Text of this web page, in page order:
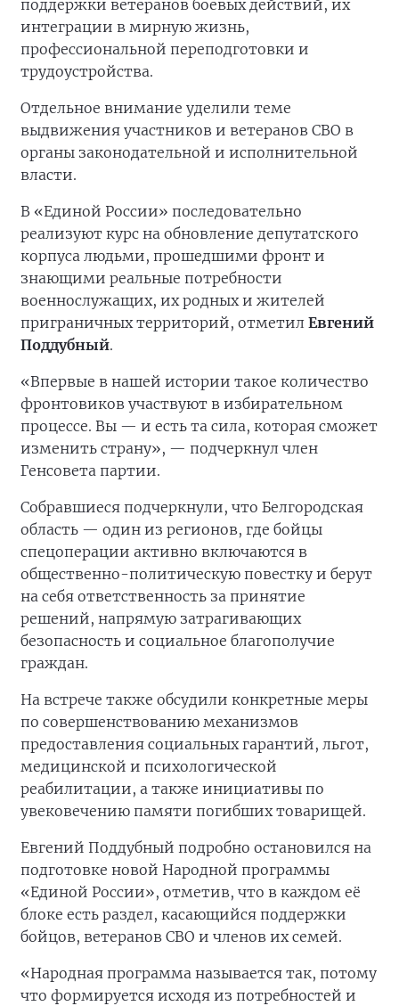
поддержки ветеранов боевых действий, их
интеграции в мирную жизнь,
профессиональной переподготовки и
трудоустройства.
Отдельное внимание уделили теме
выдвижения участников и ветеранов СВО в
органы законодательной и исполнительной
власти.
В «Единой России» последовательно
реализуют курс на обновление депутатского
корпуса людьми, прошедшими фронт и
знающими реальные потребности
военнослужащих, их родных и жителей
приграничных территорий, отметил Евгений
Поддубный.
«Впервые в нашей истории такое количество
фронтовиков участвуют в избирательном
процессе. Вы — и есть та сила, которая сможет
изменить страну», — подчеркнул член
Генсовета партии.
Собравшиеся подчеркнули, что Белгородская
область — один из регионов, где бойцы
спецоперации активно включаются в
общественно-политическую повестку и берут
на себя ответственность за принятие
решений, напрямую затрагивающих
безопасность и социальное благополучие
граждан.
На встрече также обсудили конкретные меры
по совершенствованию механизмов
предоставления социальных гарантий, льгот,
медицинской и психологической
реабилитации, а также инициативы по
увековечению памяти погибших товарищей.
Евгений Поддубный подробно остановился на
подготовке новой Народной программы
«Единой России», отметив, что в каждом её
блоке есть раздел, касающийся поддержки
бойцов, ветеранов СВО и членов их семей.
«Народная программа называется так, потому
что формируется исходя из потребностей и